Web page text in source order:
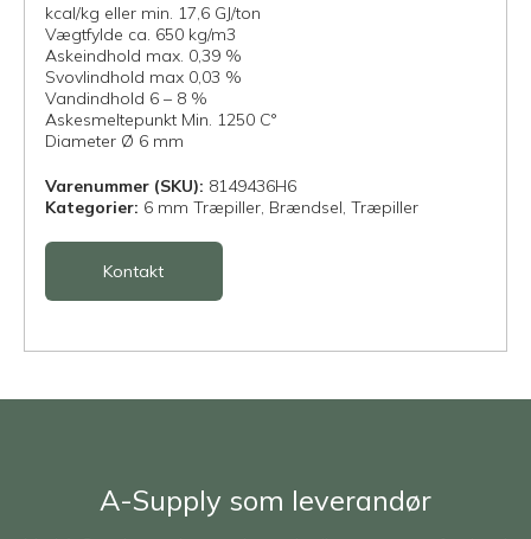
kcal/kg eller min. 17,6 GJ/ton
Vægtfylde ca. 650 kg/m3
Askeindhold max. 0,39 %
Svovlindhold max 0,03 %
Vandindhold 6 – 8 %
Askesmeltepunkt Min. 1250 C°
Diameter Ø 6 mm
Varenummer (SKU): 8149436H6
Kategorier: 6 mm Træpiller, Brændsel, Træpiller
Kontakt
A-Supply som leverandør